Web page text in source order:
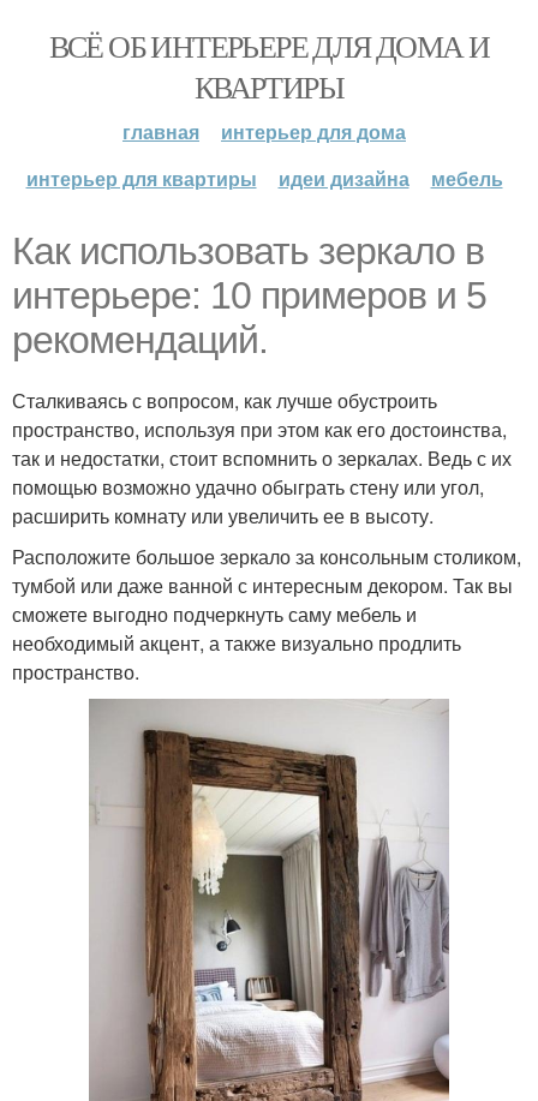
ВСЁ ОБ ИНТЕРЬЕРЕ ДЛЯ ДОМА И
КВАРТИРЫ
главная
интерьер для дома
интерьер для квартиры
идеи дизайна мебель
Как использовать зеркало в
интерьере: 10 примеров и 5
рекомендаций.
Сталкиваясь с вопросом, как лучше обустроить
пространство, используя при этом как его достоинства,
так и недостатки, стоит вспомнить о зеркалах. Ведь с их
помощью возможно удачно обыграть стену или угол,
расширить комнату или увеличить ее в высоту.
Расположите большое зеркало за консольным столиком,
тумбой или даже ванной с интересным декором. Так вы
сможете выгодно подчеркнуть саму мебель и
необходимый акцент, а также визуально продлить
пространство.